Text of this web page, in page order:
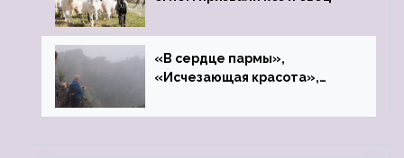
«В сердце пармы»,
«Исчезающая красота»,